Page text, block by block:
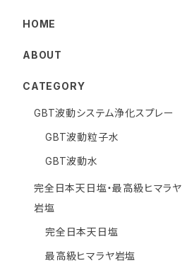
HOME
ABOUT
CATEGORY
GBT波動システム浄化スプレー
GBT波動粒子水
GBT波動水
完全日本天日塩・最高級ヒマラヤ
岩塩
完全日本天日塩
最高級ヒマラヤ岩塩